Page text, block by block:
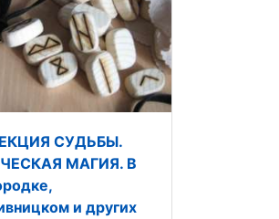
СУДЬБЫ.
МАГИЯ. В
и других